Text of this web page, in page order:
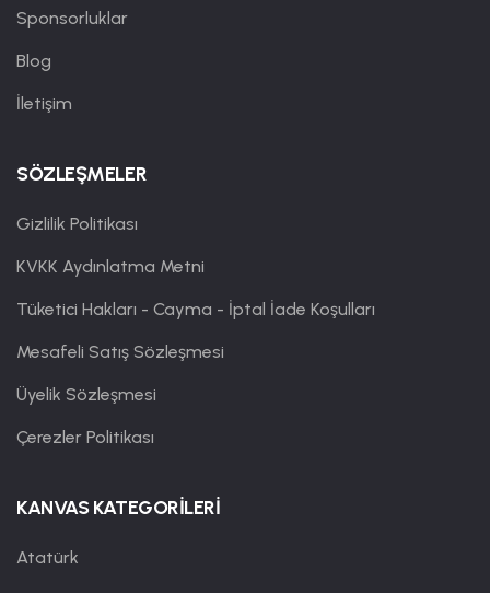
Sponsorluklar
Blog
İletişim
SÖZLEŞMELER
Gizlilik Politikası
KVKK Aydınlatma Metni
Tüketici Hakları - Cayma - İptal İade Koşulları
Mesafeli Satış Sözleşmesi
Üyelik Sözleşmesi
Çerezler Politikası
KANVAS KATEGORİLERİ
Atatürk